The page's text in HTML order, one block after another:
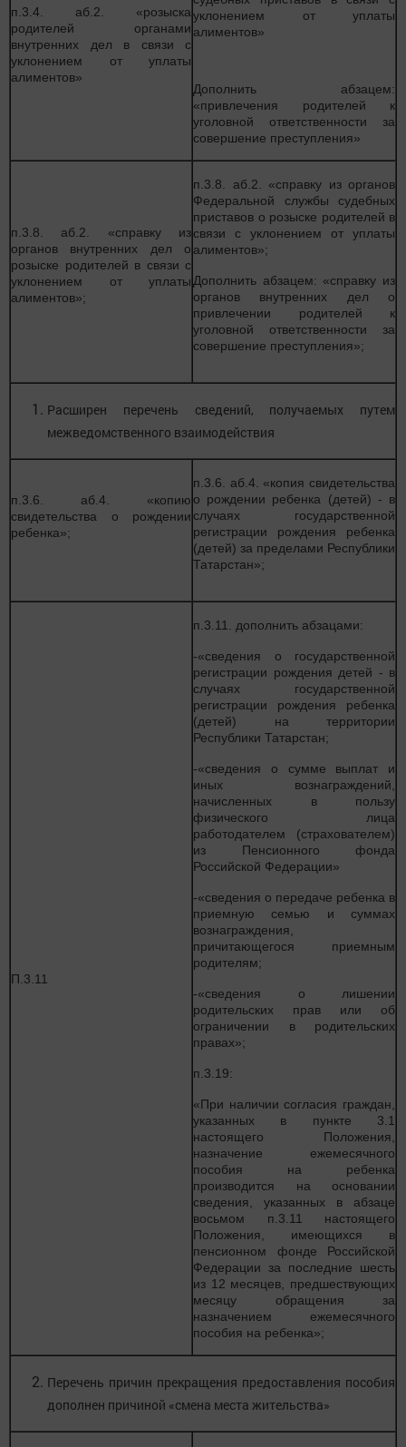
п.3.4. аб.2. «розыска
родителей органами
внутренних дел в связи с
уклонением от уплаты
алиментов»
уклонением от уплаты
алиментов»
Дополнить абзацем:
«привлечения родителей к
уголовной ответственности за
совершение преступления»
п.3.8. аб.2. «справку из
органов внутренних дел о
розыске родителей в связи с
уклонением от уплаты
алиментов»;
п.3.8. аб.2. «справку из органов
Федеральной службы судебных
приставов о розыске родителей в
связи с уклонением от уплаты
алиментов»;
Дополнить абзацем: «справку из
органов внутренних дел о
привлечении родителей к
уголовной ответственности за
совершение преступления»;
Расширен перечень сведений, получаемых путем
межведомственного взаимодействия
п.3.6. аб.4. «копию
свидетельства о рождении
ребенка»;
п.3.6. аб.4. «копия свидетельства
о рождении ребенка (детей) - в
случаях государственной
регистрации рождения ребенка
(детей) за пределами Республики
Татарстан»;
П.3.11
п.3.11. дополнить абзацами:
-«сведения о государственной
регистрации рождения детей - в
случаях государственной
регистрации рождения ребенка
(детей) на территории
Республики Татарстан;
-«сведения о сумме выплат и
иных вознаграждений,
начисленных в пользу
физического лица
работодателем (страхователем)
из Пенсионного фонда
Российской Федерации»
-«сведения о передаче ребенка в
приемную семью и суммах
вознаграждения,
причитающегося приемным
родителям;
-«сведения о лишении
родительских прав или об
ограничении в родительских
правах»;
п.3.19:
«При наличии согласия граждан,
указанных в пункте 3.1
настоящего Положения,
назначение ежемесячного
пособия на ребенка
производится на основании
сведения, указанных в абзаце
восьмом п.3.11 настоящего
Положения, имеющихся в
пенсионном фонде Российской
Федерации за последние шесть
из 12 месяцев, предшествующих
месяцу обращения за
назначением ежемесячного
пособия на ребенка»;
Перечень причин прекращения предоставления пособия
дополнен причиной «смена места жительства»